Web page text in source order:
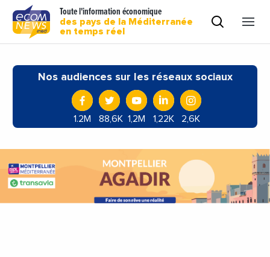
Toute l'information économique
des pays de la Méditerranée
en temps réel
Nos audiences sur les réseaux sociaux
1.2M 88,6K 1,2M 1,22K 2,6K